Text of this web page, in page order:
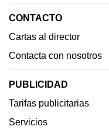
CONTACTO
Cartas al director
Contacta con nosotros
PUBLICIDAD
Tarifas publicitarias
Servicios